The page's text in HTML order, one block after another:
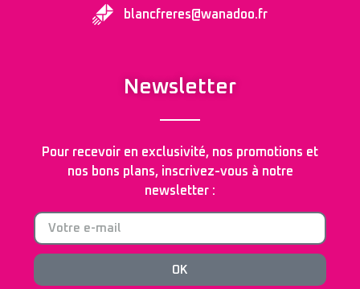
blancfreres@wanadoo.fr
Newsletter
Pour recevoir en exclusivité, nos promotions et
nos bons plans, inscrivez-vous à notre
newsletter :
OK